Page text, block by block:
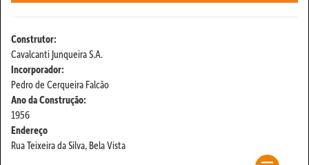
Construtor:
Cavalcanti Junqueira S.A.
Incorporador:
Pedro de Cerqueira Falcão
Ano da Construção:
1956
Endereço
Rua Teixeira da Silva, Bela Vista